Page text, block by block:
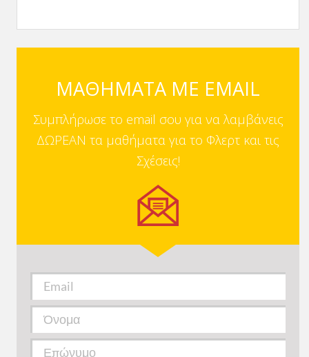
ΜΑΘΗΜΑΤΑ ΜΕ EMAIL
Συμπλήρωσε το email σου για να λαμβάνεις
ΔΩΡΕΑΝ τα μαθήματα για το Φλερτ και τις
Σχέσεις!